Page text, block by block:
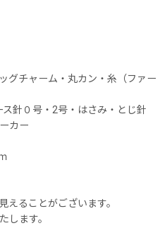
チャーム・丸カン・糸（ファー
針０号・2号・はさみ・とじ針
カー
えることがございます。
します。